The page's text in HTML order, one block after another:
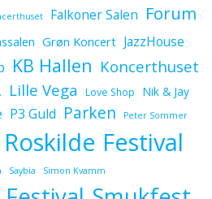
Falkoner Salen Forum
Grøn Koncert JazzHouse
KB Hallen Koncerthuset
Lille Vega Love Shop Nik & Jay
P3 Guld Parken Peter Sommer
Roskilde Festival
Saybia Simon Kvamm